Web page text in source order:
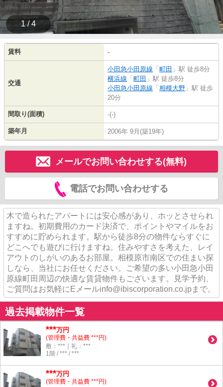
1 / 4
賃料 -
交通
小田急小田原線 「町田 」駅 徒歩8分
横浜線 「町田 」駅 徒歩8分
小田急小田原線 「相模大野 」駅 徒歩
20分
間取り(面積) -(-)
築年月 2006年 9月(築19年)
メールでお問い合わせする(無料)
電話でお問い合わせする
木で造られたアパートには安心感があり、ホッとさせられ
ますね。初期費用のカード決済で、ポイントやマイルをお
すすめに貯められます。駅から徒歩8分の物件ならすぐに
どこへでも遊びに行けますね。住みやすさを考えた、レイ
アウトのしがいのあるお部屋。相模原市南区での住まい探
しなら、当社にお任せください。ご希望の多い小田急小田
原線町田周辺の快適な賃貸物件もございます。見学予約、
ご質問はお気軽にEメールinfo@ibiscorporation.co.jpまで。
過去掲載物件一覧
***万円
(管理費・共益費 ***円)
敷：***｜礼：***
1階 / *** / ***
***万円
(管理費・共益費 ***円)